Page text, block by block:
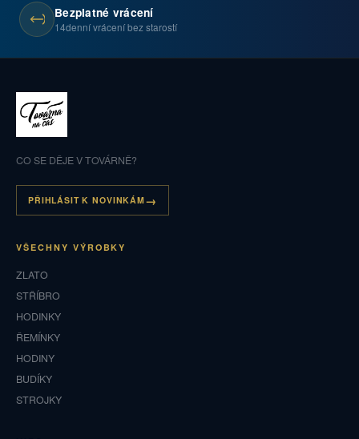
Bezplatné vrácení
14denní vrácení bez starostí
CO SE DĚJE V TOVÁRNĚ?
PŘIHLÁSIT K NOVINKÁM
VŠECHNY VÝROBKY
ZLATO
STŘÍBRO
HODINKY
ŘEMÍNKY
HODINY
BUDÍKY
STROJKY